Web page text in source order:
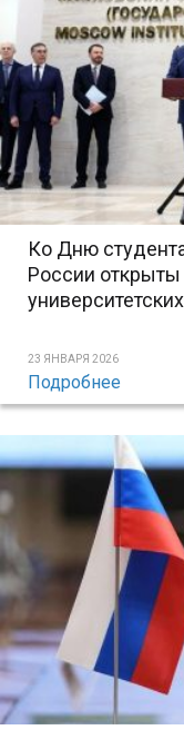
Ко Дню
России
23 ЯНВАРЯ 2026
Подробнее